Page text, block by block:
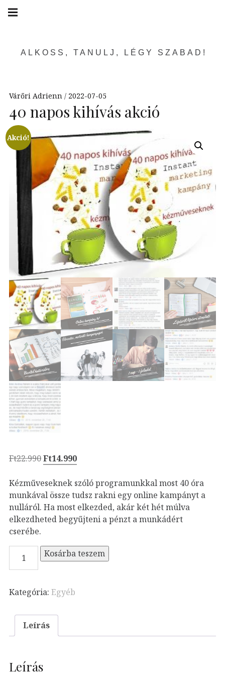
Skip
ALKOSS, TANULJ, LÉGY SZABAD!
navigation
Várőri Adrienn 2022-07-05
40 napos kihívás akció
Akció!
Ft22.990Original
was:
Ft22.990.
Ft14.990Current
is:
Ft14.990.
Kézműveseknek szóló programunkkal most 40 óra
munkával össze tudsz rakni egy online kampányt a
nulláról. Ha most elkezded, akár két hét múlva
elkezdheted begyűjteni a pénzt a munkádért
cserébe.
napos
akció
Kosárba teszem
Kategória: Egyéb
Leírás
Leírás